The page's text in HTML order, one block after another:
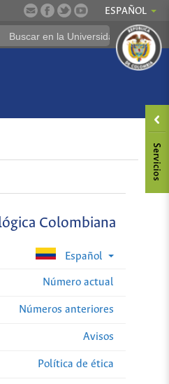
ESPAÑOL
Colombiana
Español
Número actual
Números anteriores
Avisos
Política de ética